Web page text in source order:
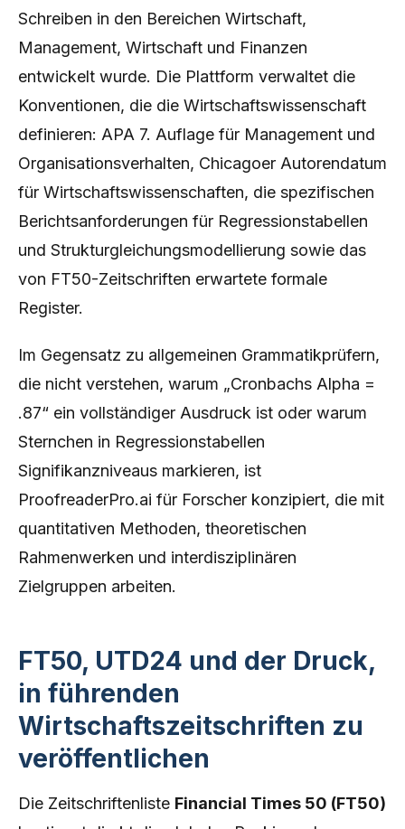
Schreiben in den Bereichen Wirtschaft,
Management, Wirtschaft und Finanzen
entwickelt wurde. Die Plattform verwaltet die
Konventionen, die die Wirtschaftswissenschaft
definieren: APA 7. Auflage für Management und
Organisationsverhalten, Chicagoer Autorendatum
für Wirtschaftswissenschaften, die spezifischen
Berichtsanforderungen für Regressionstabellen
und Strukturgleichungsmodellierung sowie das
von FT50-Zeitschriften erwartete formale
Register.
Im Gegensatz zu allgemeinen Grammatikprüfern,
die nicht verstehen, warum „Cronbachs Alpha =
.87“ ein vollständiger Ausdruck ist oder warum
Sternchen in Regressionstabellen
Signifikanzniveaus markieren, ist
ProofreaderPro.ai für Forscher konzipiert, die mit
quantitativen Methoden, theoretischen
Rahmenwerken und interdisziplinären
Zielgruppen arbeiten.
FT50, UTD24 und der Druck,
in führenden
Wirtschaftszeitschriften zu
veröffentlichen
Die Zeitschriftenliste Financial Times 50 (FT50)